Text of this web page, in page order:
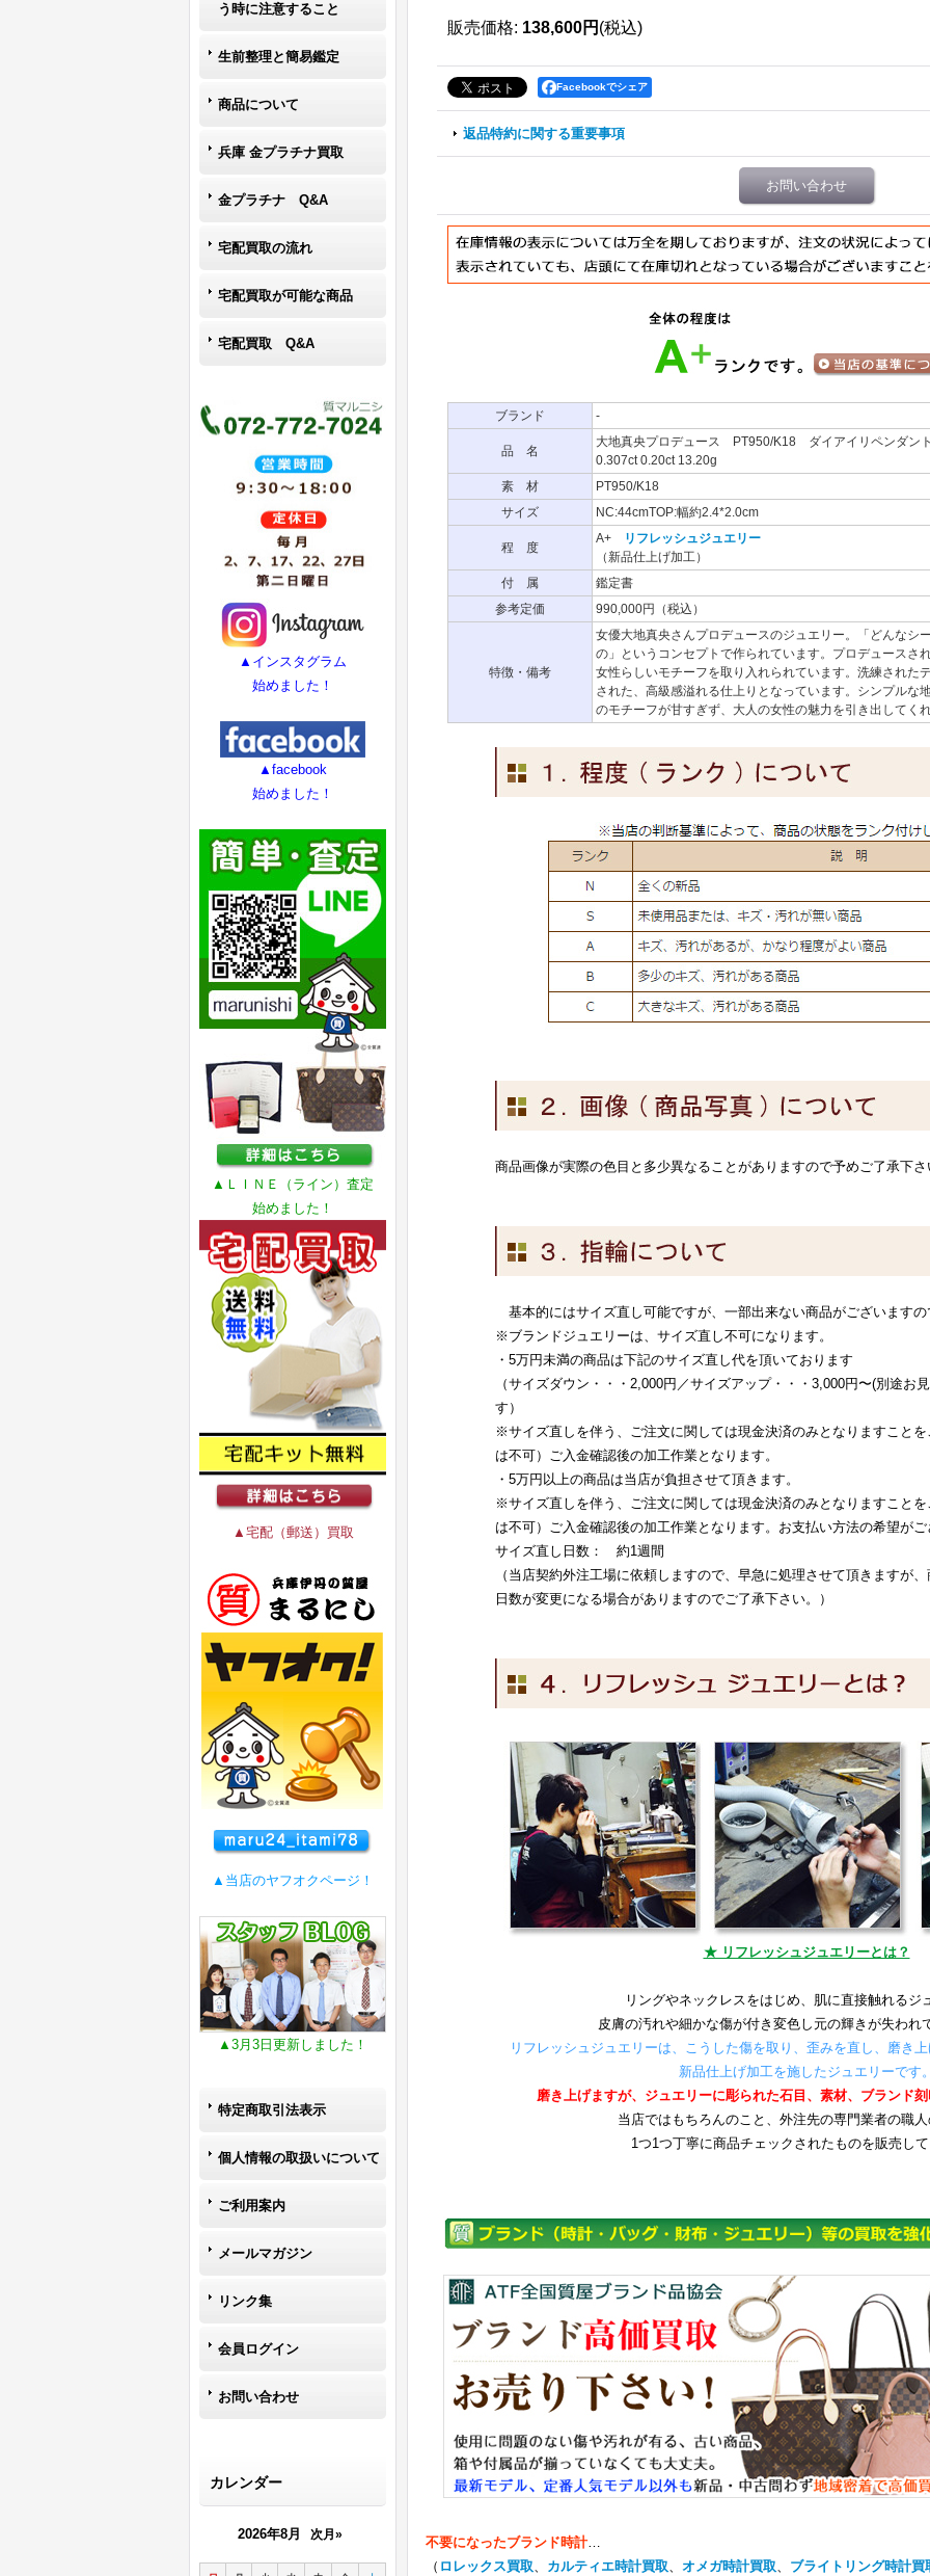
う時に注意すること
生前整理と簡易鑑定
商品について
兵庫 金プラチナ買取
金プラチナ Q&A
宅配買取の流れ
宅配買取が可能な商品
宅配買取 Q&A
▲インスタグラム
始めました！
▲facebook
始めました！
▲ＬＩＮＥ（ライン）査定
始めました！
▲宅配（郵送）買取
▲当店のヤフオクページ！
▲3月3日更新しました！
特定商取引法表示
個人情報の取扱いについて
ご利用案内
メールマガジン
リンク集
会員ログイン
お問い合わせ
カレンダー
2026年8月 次月»
販売価格: 138,600円 (税込)
Facebookでシェア
返品特約に関する重要事項
お問い合わせ
ブランド -
品 名
大地真央プロデュース PT950/K18 ダイアイリペンダン
0.307ct 0.20ct 13.20g
素 材
PT950/K18
サイズ
NC:44cmTOP:幅約2.4*2.0cm
程 度
A+
リフレッシュジュエリー
（新品仕上げ加工）
付 属
鑑定書
参考定価
990,000円（税込）
特徴・備考
女優大地真央さんプロデュースのジュエリー。「どんなシ
の」というコンセプトで作られています。プロデュースさ
女性らしいモチーフを取り入れられています。洗練された
された、高級感溢れる仕上りとなっています。シンプルな
のモチーフが甘すぎず、大人の女性の魅力を引き出してく
商品画像が実際の色目と多少異なることがありますので予めご了承下さ
基本的にはサイズ直し可能ですが、一部出来ない商品がございます
※ブランドジュエリーは、サイズ直し不可になります。
・5万円未満の商品は下記のサイズ直し代を頂いております
（サイズダウン・・・2,000円／サイズアップ・・・3,000円〜(別途お
す）
※サイズ直しを伴う、ご注文に関しては現金決済のみとなりますこと
は不可）ご入金確認後の加工作業となります。
・5万円以上の商品は当店が負担させて頂きます。
※サイズ直しを伴う、ご注文に関しては現金決済のみとなりますこと
は不可）ご入金確認後の加工作業となります。お支払い方法の希望が
サイズ直し日数： 約1週間
（当店契約外注工場に依頼しますので、早急に処理させて頂きますが
日数が変更になる場合がありますのでご了承下さい。）
★ リフレッシュジュエリーとは？
リングやネックレスをはじめ、肌に直接触れるジ
皮膚の汚れや細かな傷が付き変色し元の輝きが失われ
リフレッシュジュエリーは、こうした傷を取り、歪みを直し、磨き
新品仕上げ加工を施したジュエリーです
磨き上げますが、ジュエリーに彫られた石目、素材、ブランド
当店ではもちろんのこと、外注先の専門業者の職
1つ1つ丁寧に商品チェックされたものを販売し
不要になったブランド時計…
（ ロレックス買取、 カルティエ時計買取、 オメガ時計買取、 ブライトリング時計買